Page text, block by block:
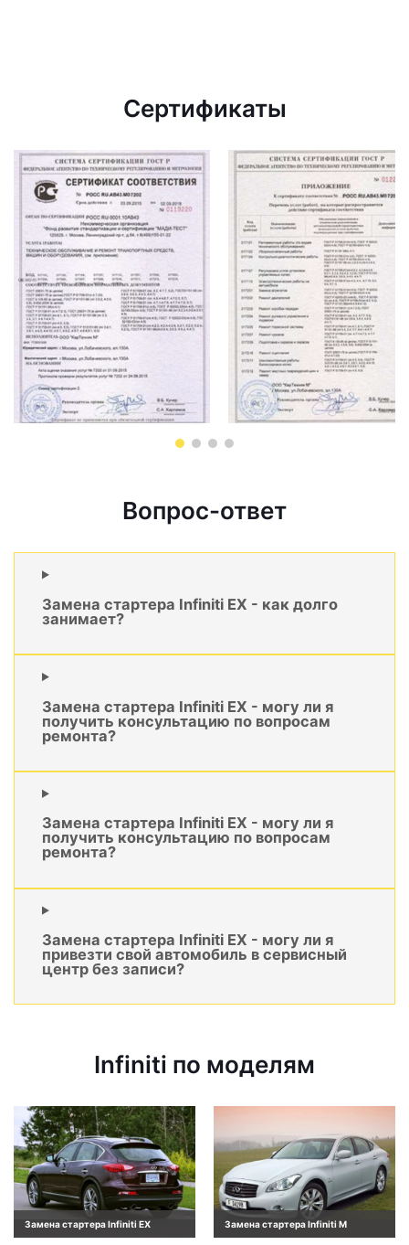
Сертификаты
Вопрос-ответ
Замена стартера Infiniti EX - как долго
занимает?
Замена стартера Infiniti EX - могу ли я
получить консультацию по вопросам
ремонта?
Замена стартера Infiniti EX - могу ли я
получить консультацию по вопросам
ремонта?
Замена стартера Infiniti EX - могу ли я
привезти свой автомобиль в сервисный
центр без записи?
Infiniti по моделям
Замена стартера Infiniti EX Замена стартера Infiniti M